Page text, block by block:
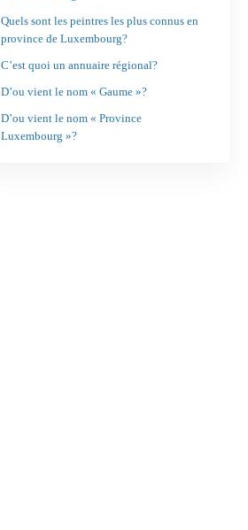
Quels sont les peintres les plus connus en
province de Luxembourg?
C’est quoi un annuaire régional?
D’ou vient le nom « Gaume »?
D’ou vient le nom « Province
Luxembourg »?